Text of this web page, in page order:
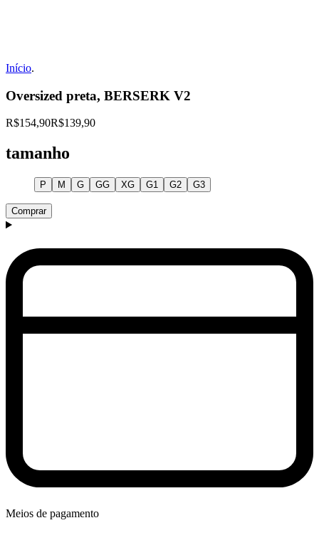
Início.
Oversized preta, BERSERK V2
R$154,90R$139,90
tamanho
P M G GG XG G1 G2 G3
Comprar
Meios de pagamento